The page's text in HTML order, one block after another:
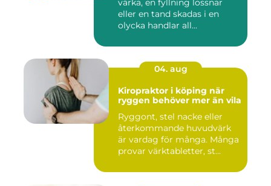
värka, en fyllning lossnar
eller en tand skadas i en
olycka handlar all...
04. aug
Kiropraktor i köping när
ryggen behöver mer än vila
Ryggont, stel nacke eller
återkommande huvudvärk
är vardag för många. Många
provar värktabletter, st...